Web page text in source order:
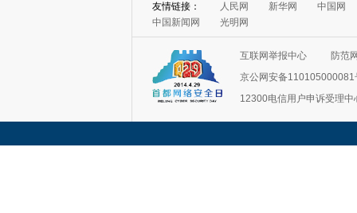
友情链接： 人民网 新华网
中国网
中国新闻网
光明网
互联网举报中心
防范
京公网安备110105000081
12300电信用户申诉受理中